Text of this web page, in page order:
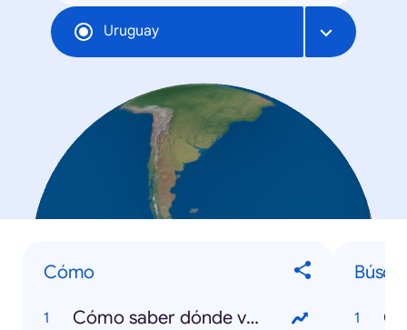
Uruguay
Cómo
Cómo saber dónde voto